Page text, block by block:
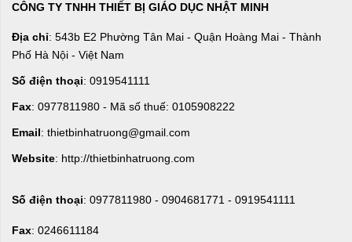
CÔNG TY TNHH THIẾT BỊ GIÁO DỤC NHẬT MINH
Địa chỉ: 543b E2 Phường Tân Mai - Quận Hoàng Mai - Thành
Phố Hà Nội - Việt Nam
Số điện thoại: 0919541111
Fax: 0977811980 - Mã số thuế: 0105908222
Email: thietbinhatruong@gmail.com
Website: http://thietbinhatruong.com
Số điện thoại: 0977811980 - 0904681771 - 0919541111
Fax: 0246611184